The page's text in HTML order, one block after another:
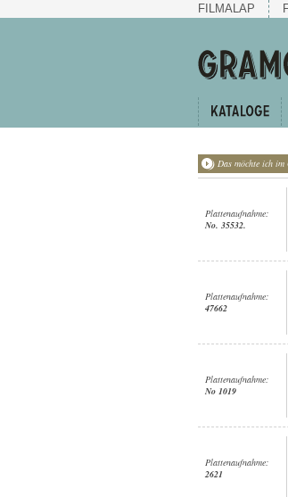
FILMALAP
Das möchte ich
Plattenaufnahme:
No. 35532.
Plattenaufnahme:
47662
Plattenaufnahme:
No 1019
Plattenaufnahme:
2621